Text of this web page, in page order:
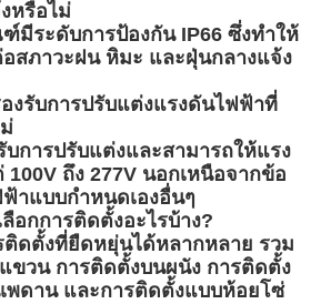
เบิด
หรือไม่
มีระดับการป้องกัน IP66 ซึ่งทำให้
สภาวะฝน หิมะ และฝุ่นกลางแจ้ง
งรับการปรับแต่งแรงดันไฟฟ้าที่
บการปรับแต่งและสามารถให้แรง
ถึง 277V นอกเหนือจากข้อ
าแบบกำหนดเองอื่นๆ
อกการติดตั้งอะไรบ้าง?
ติดตั้งที่ยืดหยุ่นได้หลากหลาย รวม
ขวน การติดตั้งบนผนัง การติดตั้ง
พดาน และการติดตั้งแบบห้อยโซ่